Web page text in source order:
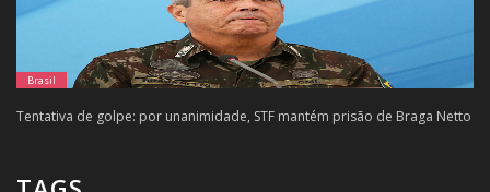
Brasil
Tentativa de golpe: por unanimidade, STF mantém prisão de Braga Netto